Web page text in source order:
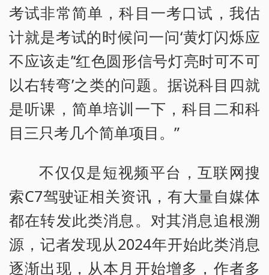
考试非常简单，科目一考口试，我估
计就是考试的时候问一问‘黄灯闪烁应
不应该走’‘红色圆形信号灯亮时可不可
以右转弯’之类的问题。据说科目四就
是听课，简单培训一下，科目二和科
目三只考几个简单项目。”
不仅仅是短视频平台，互联网搜
索C7驾驶证相关资讯，有大量自媒体
都在转发此类消息。对其消息追根溯
源，记者发现从2024年开始此类消息
逐渐出现，从本月开始增多，作者多